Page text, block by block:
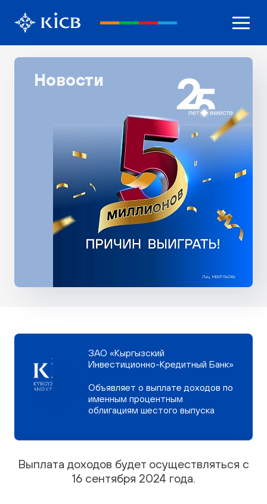
Новости
ЗАО «Кыргызский
Инвестиционно-Кредитный Банк»
Объявляет о выплате доходов по
именным процентным
облигациям шестого выпуска
Выплата доходов будет осуществляться с
16 сентября 2024 года.